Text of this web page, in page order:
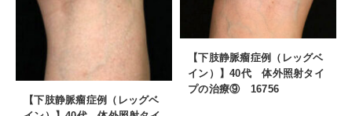
【下肢静脈瘤症例（レッグベ
【下肢静脈瘤症例（レッグベ
イン）】40代 体外照射タイ
プの治療⑨ 16756